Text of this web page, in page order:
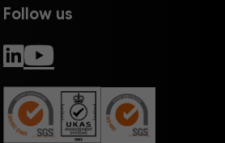
Follow us